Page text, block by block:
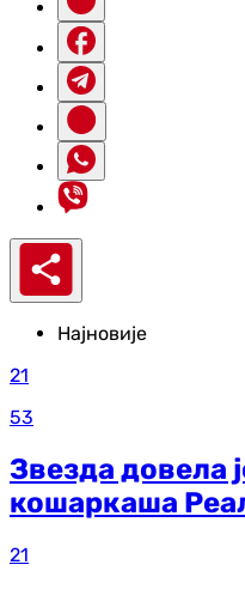
Најновије
21
53
Звезда довела
кошаркаша
21